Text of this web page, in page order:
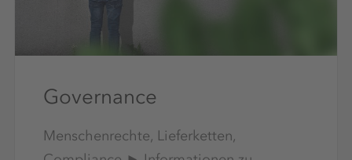
Governance
Menschenrechte, Lieferketten,